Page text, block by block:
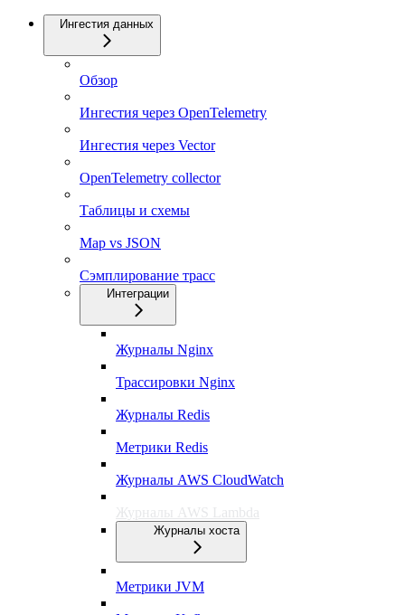
Ингестия данных
Обзор
Ингестия через OpenTelemetry
Ингестия через Vector
OpenTelemetry collector
Таблицы и схемы
Map vs JSON
Сэмплирование трасс
Интеграции
Журналы Nginx
Трассировки Nginx
Журналы Redis
Метрики Redis
Журналы AWS CloudWatch
Журналы AWS Lambda
Журналы хоста
Метрики JVM